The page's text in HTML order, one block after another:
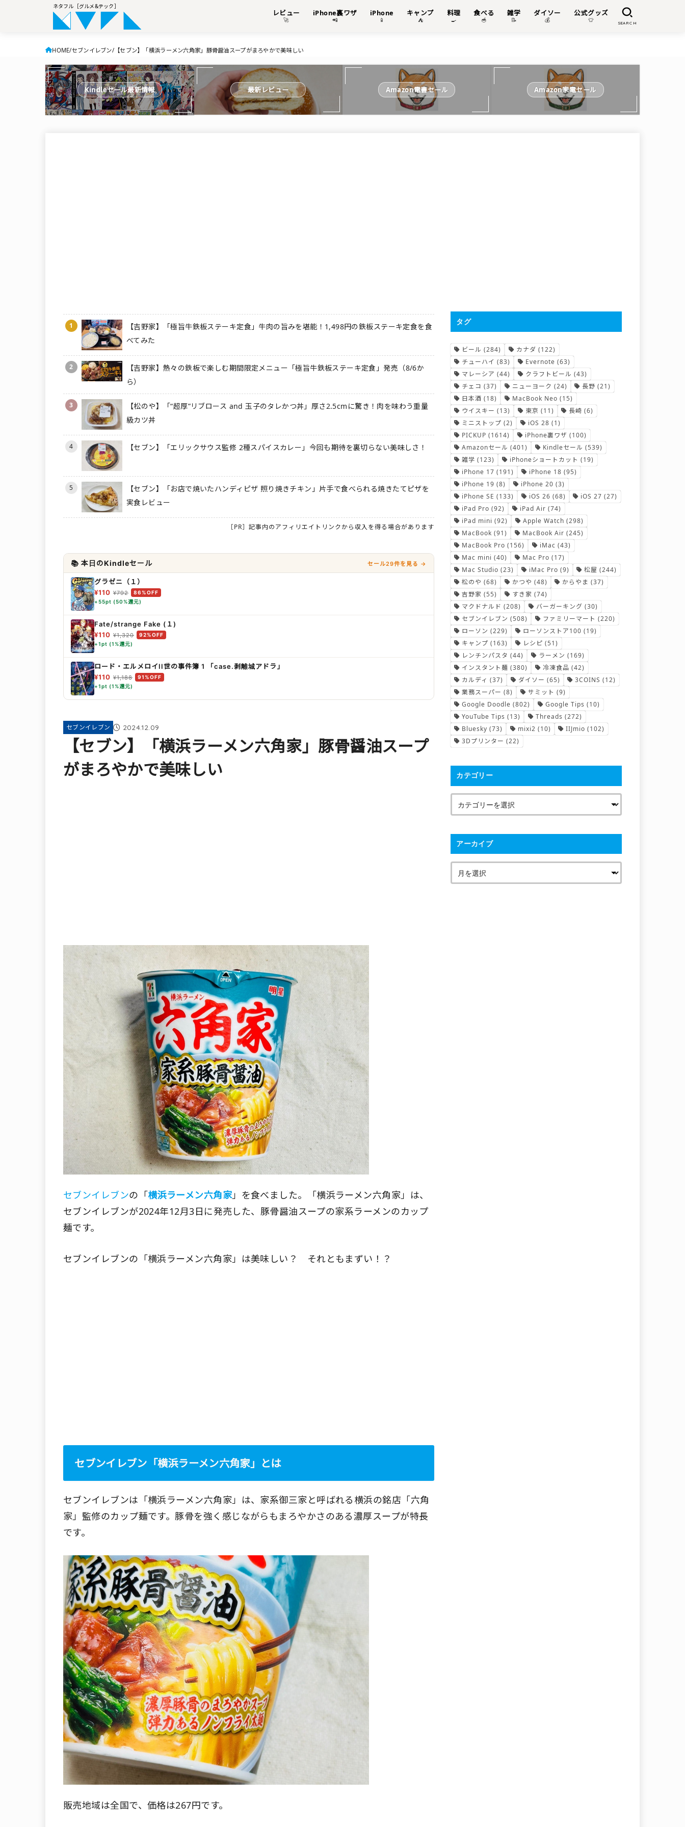
ネタフル［グルメ&テック］
レビュー
🚀
iPhone裏ワザ
📲
iPhone
📱
キャンプ
⛺
料理
🍳
食べる
🥣
雑学
📝
ダイソー
💰
公式グッズ
👕 SEARCH
HOME セブンイレブン 【セブン】「横浜ラーメン六角家」豚骨醤油スープがまろやかで美味しい
Kindleセール最新情報 最新レビュー Amazon電書セール Amazon家電セール
1
【吉野家】「極旨牛鉄板ステーキ定食」牛肉の旨みを堪能！1,498円の鉄板ステーキ定食を食
べてみた
2
【吉野家】熱々の鉄板で楽しむ期間限定メニュー「極旨牛鉄板ステーキ定食」発売（8/6か
ら）
3
【松のや】「“超厚”リブロース and 玉子のタレかつ丼」厚さ2.5cmに驚き！肉を味わう重量
級カツ丼
4 【セブン】「エリックサウス監修 2種スパイスカレー」今回も期待を裏切らない美味しさ！
5
【セブン】「お店で焼いたハンディピザ 照り焼きチキン」片手で食べられる焼きたてピザを
実食レビュー
［PR］記事内のアフィリエイトリンクから収入を得る場合があります
📚 本日のKindleセール セール29件を見る →
グラゼニ（１）
¥110 ¥792
86%OFF
+55pt (50%還元)
Fate/strange Fake (１)
¥110 ¥1,320
92%OFF
+1pt (1%還元)
ロード・エルメロイII世の事件簿 1 「case.剥離城アドラ」
¥110 ¥1,188
91%OFF
+1pt (1%還元)
セブンイレブン 2024.12.09
【セブン】「横浜ラーメン六角家」豚骨醤油スープ
がまろやかで美味しい
セブンイレブンの「横浜ラーメン六角家」を食べました。「横浜ラーメン六角家」は、
セブンイレブンが2024年12月3日に発売した、豚骨醤油スープの家系ラーメンのカップ
麺です。
セブンイレブンの「横浜ラーメン六角家」は美味しい？ それともまずい！？
セブンイレブン「横浜ラーメン六角家」とは
セブンイレブンは「横浜ラーメン六角家」は、家系御三家と呼ばれる横浜の銘店「六角
家」監修のカップ麺です。豚骨を強く感じながらもまろやかさのある濃厚スープが特長
です。
販売地域は全国で、価格は267円です。
タグ
ビール (284) カナダ (122)
チューハイ (83) Evernote (63)
マレーシア (44) クラフトビール (43)
チェコ (37) ニューヨーク (24) 長野 (21)
日本酒 (18) MacBook Neo (15)
ウイスキー (13) 東京 (11) 長崎 (6)
ミニストップ (2) iOS 28 (1)
PICKUP (1614) iPhone裏ワザ (100)
Amazonセール (401) Kindleセール (539)
雑学 (123) iPhoneショートカット (19)
iPhone 17 (191) iPhone 18 (95)
iPhone 19 (8) iPhone 20 (3)
iPhone SE (133) iOS 26 (68) iOS 27 (27)
iPad Pro (92) iPad Air (74)
iPad mini (92) Apple Watch (298)
MacBook (91) MacBook Air (245)
MacBook Pro (156) iMac (43)
Mac mini (40) Mac Pro (17)
Mac Studio (23) iMac Pro (9) 松屋 (244)
松のや (68) かつや (48) からやま (37)
吉野家 (55) すき家 (74)
マクドナルド (208) バーガーキング (30)
セブンイレブン (508) ファミリーマート (220)
ローソン (229) ローソンストア100 (19)
キャンプ (163) レシピ (51)
レンチンパスタ (44) ラーメン (169)
インスタント麺 (380) 冷凍食品 (42)
カルディ (37) ダイソー (65) 3COINS (12)
業務スーパー (8) サミット (9)
Google Doodle (802) Google Tips (10)
YouTube Tips (13) Threads (272)
Bluesky (73) mixi2 (10) IIJmio (102)
3Dプリンター (22)
カテゴリー
アーカイブ